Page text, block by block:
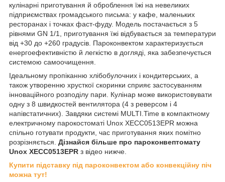
кулінарні приготування й оброблення їжі на невеликих
підприємствах громадського письма: у кафе, маленьких
ресторанах і точках фаст-фуду. Модель постачається з 5
рівнями GN 1/1, приготування їжі відбувається за температури
від +30 до +260 градусів. Пароконвектом характеризується
енергоефективністю й легкістю в догляді, яка забезпечується
системою самоочищення.
Ідеальному пропіканню хлібобулочних і кондитерських, а
також утворенню хрусткої скоринки сприяє застосуванням
інноваційного розподілу пари. Кулінар може використовувати
одну з 8 швидкостей вентилятора (4 з реверсом і 4
напівстатичних). Завдяки системі MULTI.Time в компактному
електричному парокостоматі Unox XECC0513EPR можна
спільно готувати продукти, час приготування яких помітно
розрізняється. Дізнайся більше про пароконвептомату
Unox XECC0513EPR з відео нижче.
Купити підставку під пароконвектом або конвекційну піч
можна тут!